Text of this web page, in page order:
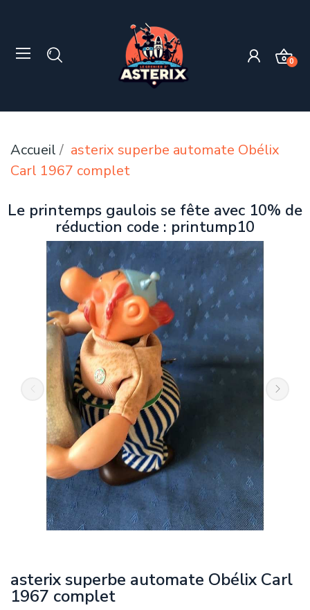
0
Accueil
asterix superbe automate Obélix
Carl 1967 complet
Le printemps gaulois se fête avec 10% de
réduction code : printump10
asterix superbe automate Obélix Carl
1967 complet